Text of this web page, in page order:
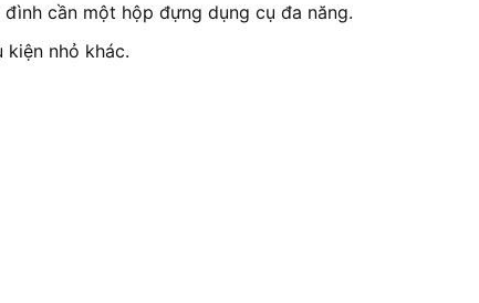
cần một hộp đựng dụng cụ đa năng.
nhỏ khác.